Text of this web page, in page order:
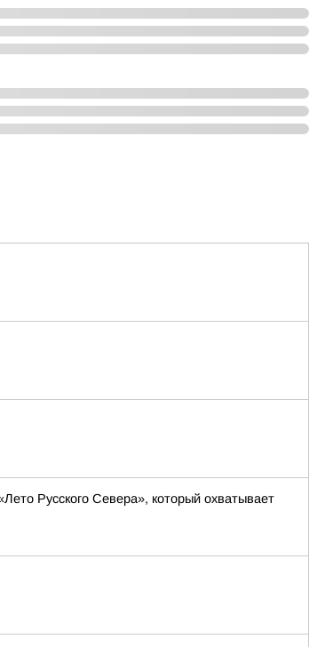
Русского Севера», который охватывает